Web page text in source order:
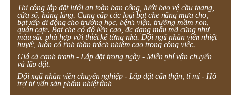
Thi công lắp đặt lưới an toàn ban công, lưới bảo vệ cầu thang,
cửa sổ, hàng lang. Cung cấp các loại bạt che nắng mưa cho,
bạt xếp di động cho trường học, bệnh viện, trường mầm non,
quán cafe. Bạt che có độ bền cao, đa dạng mẫu mã cũng như
màu sắc phù hợp với thiết kế từng nhà. Đội ngũ nhân viên nhiệt
huyết, luôn có tinh thần trách nhiệm cao trong công việc.
Giá cả cạnh tranh - Lắp đặt trong ngày - Miễn phí vận chuyển
và lắp đặt.
Đội ngũ nhân viên chuyên nghiệp - Lắp đặt cẩn thận, tỉ mỉ - Hỗ
trợ tư vấn sản phẩm nhiệt tình